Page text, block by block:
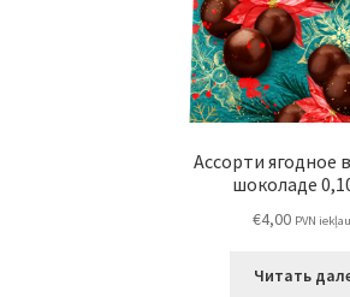
Ассорти ягодное
шоколаде
€4,00 PVN
Читать